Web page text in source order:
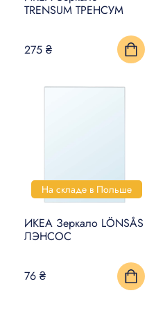
TRENSUM ТРЕНСУМ
275 ₴
На складе в Польше
ИКЕА Зеркало LÖNSÅS
ЛЭНСОС
76 ₴